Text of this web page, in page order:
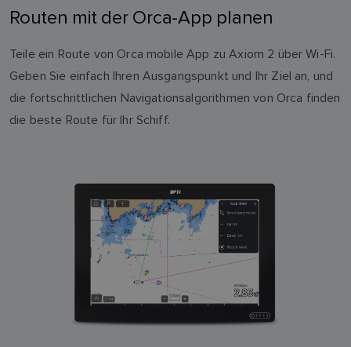
Routen mit der Orca-App planen
Teile ein Route von Orca mobile App zu Axiom 2 über Wi-Fi.
Geben Sie einfach Ihren Ausgangspunkt und Ihr Ziel an, und
die fortschrittlichen Navigationsalgorithmen von Orca finden
die beste Route für Ihr Schiff.